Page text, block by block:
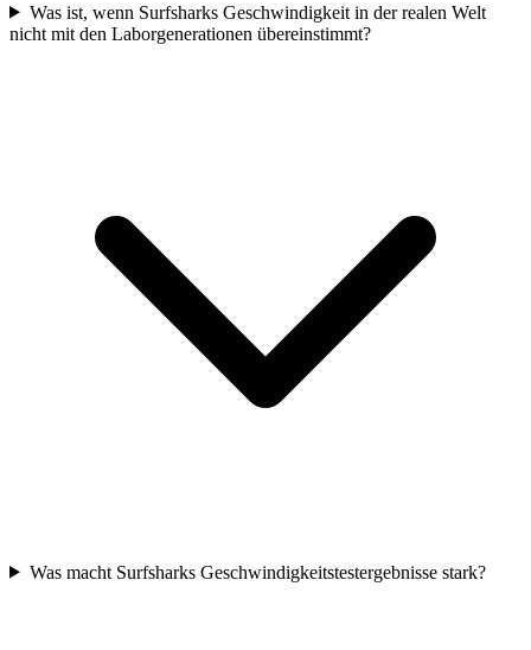
Was ist, wenn Surfsharks Geschwindigkeit in der realen Welt
nicht mit den Laborgenerationen übereinstimmt?
Was macht Surfsharks Geschwindigkeitstestergebnisse stark?